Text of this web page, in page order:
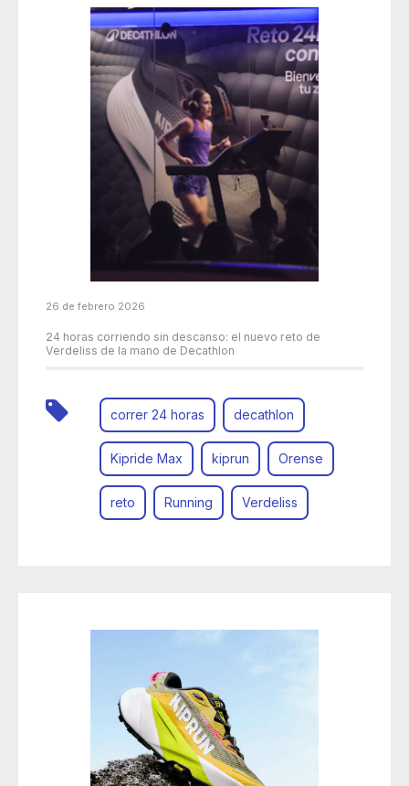
26 de febrero 2026
24 horas corriendo sin descanso: el nuevo reto de
Verdeliss de la mano de Decathlon
correr 24 horas decathlon
Kipride Max kiprun Orense
reto Running Verdeliss